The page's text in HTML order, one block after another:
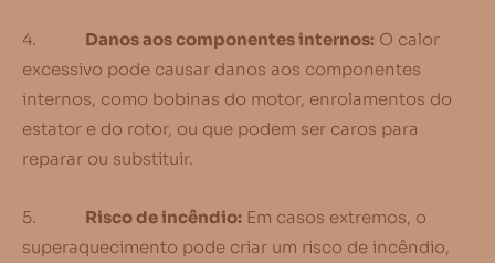
4. Danos aos componentes internos: O calor
excessivo pode causar danos aos componentes
internos, como bobinas do motor, enrolamentos do
estator e do rotor, ou que podem ser caros para
reparar ou substituir.
5. Risco de incêndio: Em casos extremos, o
superaquecimento pode criar um risco de incêndio,